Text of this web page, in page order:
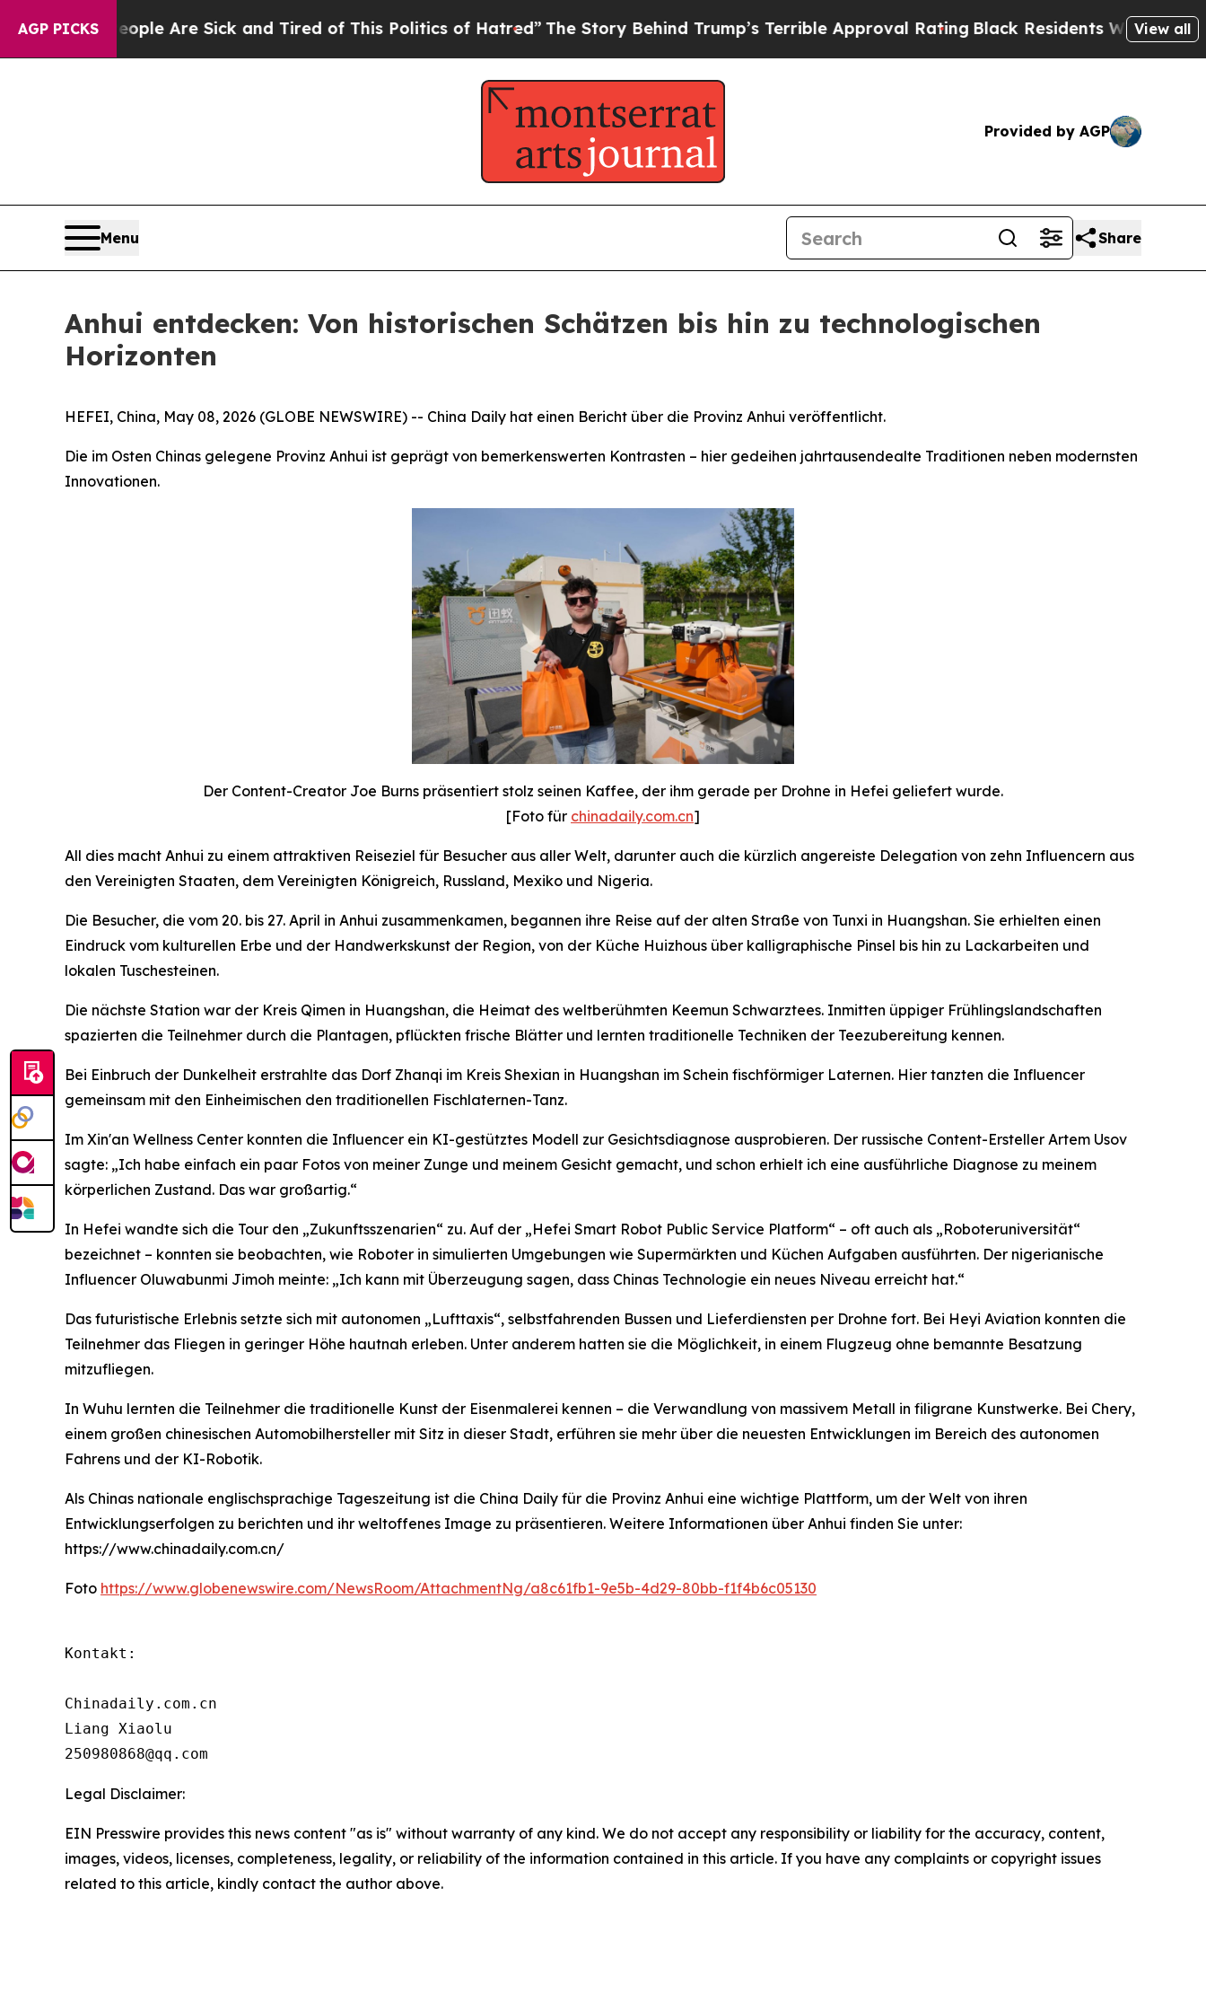
AGP PICKS
“People Are Sick and Tired of This Politics of Hatred” The Story Behind Trump’s Terrible Approval Rating Black Residents Warned of View all
Provided by AGP
Menu Share
Anhui entdecken: Von historischen Schätzen bis hin zu technologischen
Horizonten
HEFEI, China, May 08, 2026 (GLOBE NEWSWIRE) -- China Daily hat einen Bericht über die Provinz Anhui veröffentlicht.
Die im Osten Chinas gelegene Provinz Anhui ist geprägt von bemerkenswerten Kontrasten – hier gedeihen jahrtausendealte Traditionen neben modernsten
Innovationen.
Der Content-Creator Joe Burns präsentiert stolz seinen Kaffee, der ihm gerade per Drohne in Hefei geliefert wurde.
[Foto für chinadaily.com.cn]
All dies macht Anhui zu einem attraktiven Reiseziel für Besucher aus aller Welt, darunter auch die kürzlich angereiste Delegation von zehn Influencern aus
den Vereinigten Staaten, dem Vereinigten Königreich, Russland, Mexiko und Nigeria.
Die Besucher, die vom 20. bis 27. April in Anhui zusammenkamen, begannen ihre Reise auf der alten Straße von Tunxi in Huangshan. Sie erhielten einen
Eindruck vom kulturellen Erbe und der Handwerkskunst der Region, von der Küche Huizhous über kalligraphische Pinsel bis hin zu Lackarbeiten und
lokalen Tuschesteinen.
Die nächste Station war der Kreis Qimen in Huangshan, die Heimat des weltberühmten Keemun Schwarztees. Inmitten üppiger Frühlingslandschaften
spazierten die Teilnehmer durch die Plantagen, pflückten frische Blätter und lernten traditionelle Techniken der Teezubereitung kennen.
Bei Einbruch der Dunkelheit erstrahlte das Dorf Zhanqi im Kreis Shexian in Huangshan im Schein fischförmiger Laternen. Hier tanzten die Influencer
gemeinsam mit den Einheimischen den traditionellen Fischlaternen-Tanz.
Im Xin'an Wellness Center konnten die Influencer ein KI-gestütztes Modell zur Gesichtsdiagnose ausprobieren. Der russische Content-Ersteller Artem Usov
sagte: „Ich habe einfach ein paar Fotos von meiner Zunge und meinem Gesicht gemacht, und schon erhielt ich eine ausführliche Diagnose zu meinem
körperlichen Zustand. Das war großartig.“
In Hefei wandte sich die Tour den „Zukunftsszenarien“ zu. Auf der „Hefei Smart Robot Public Service Platform“ – oft auch als „Roboteruniversität“
bezeichnet – konnten sie beobachten, wie Roboter in simulierten Umgebungen wie Supermärkten und Küchen Aufgaben ausführten. Der nigerianische
Influencer Oluwabunmi Jimoh meinte: „Ich kann mit Überzeugung sagen, dass Chinas Technologie ein neues Niveau erreicht hat.“
Das futuristische Erlebnis setzte sich mit autonomen „Lufttaxis“, selbstfahrenden Bussen und Lieferdiensten per Drohne fort. Bei Heyi Aviation konnten die
Teilnehmer das Fliegen in geringer Höhe hautnah erleben. Unter anderem hatten sie die Möglichkeit, in einem Flugzeug ohne bemannte Besatzung
mitzufliegen.
In Wuhu lernten die Teilnehmer die traditionelle Kunst der Eisenmalerei kennen – die Verwandlung von massivem Metall in filigrane Kunstwerke. Bei Chery,
einem großen chinesischen Automobilhersteller mit Sitz in dieser Stadt, erführen sie mehr über die neuesten Entwicklungen im Bereich des autonomen
Fahrens und der KI-Robotik.
Als Chinas nationale englischsprachige Tageszeitung ist die China Daily für die Provinz Anhui eine wichtige Plattform, um der Welt von ihren
Entwicklungserfolgen zu berichten und ihr weltoffenes Image zu präsentieren. Weitere Informationen über Anhui finden Sie unter:
https://www.chinadaily.com.cn/
Foto https://www.globenewswire.com/NewsRoom/AttachmentNg/a8c61fb1-9e5b-4d29-80bb-f1f4b6c05130
Kontakt:
Chinadaily.com.cn
Liang Xiaolu
250980868@qq.com
Legal Disclaimer:
EIN Presswire provides this news content "as is" without warranty of any kind. We do not accept any responsibility or liability for the accuracy, content,
images, videos, licenses, completeness, legality, or reliability of the information contained in this article. If you have any complaints or copyright issues
related to this article, kindly contact the author above.